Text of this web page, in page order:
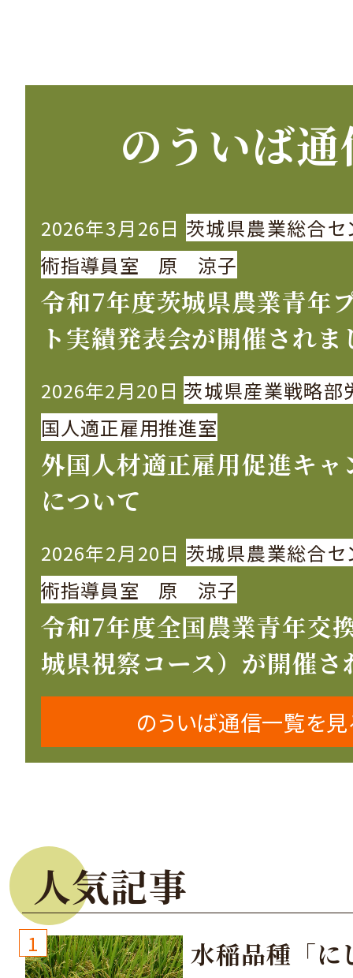
のういば
2026年3月26日 茨城県農業総合セ
術指導員室 原 涼子
令和7年度茨城県農業青年
ト実績発表会が開催されま
2026年2月20日 茨城県産業戦略部
国人適正雇用推進室
外国人材適正雇用促進キャ
について
2026年2月20日 茨城県農業総合セ
術指導員室 原 涼子
令和7年度全国農業青年交
城県視察コース）が開催さ
のういば通信一覧を
人気記事
1
水稲品種「に